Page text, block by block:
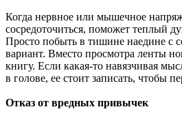
Когда нервное или мышечное
сосредоточиться, поможет теплый
Просто побыть в тишине наедине с
вариант. Вместо просмотра ленты
книгу. Если какая-то навязчивая
в голове, ее стоит записать, чтобы
Отказ от вредных привычек